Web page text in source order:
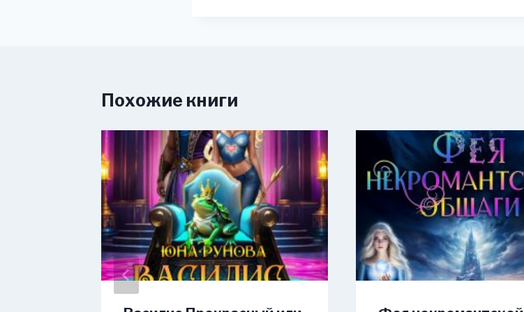
Похожие книги